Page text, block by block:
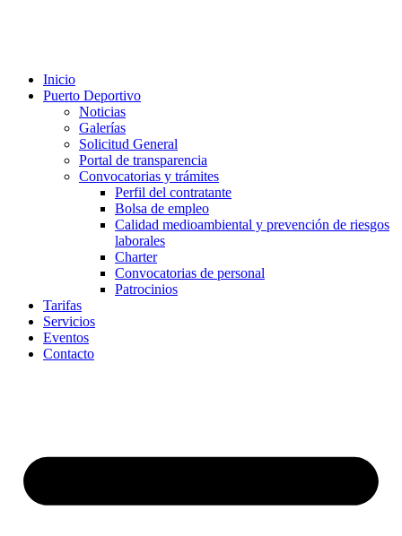
Inicio
Puerto Deportivo
Noticias
Galerías
Solicitud General
Portal de transparencia
Convocatorias y trámites
Perfil del contratante
Bolsa de empleo
Calidad medioambiental y prevención de riesgos
laborales
Charter
Convocatorias de personal
Patrocinios
Tarifas
Servicios
Eventos
Contacto